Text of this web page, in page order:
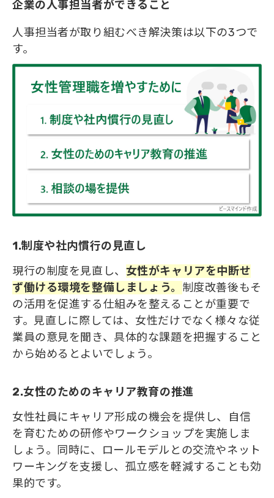
企業の人事担当者ができること
人事担当者が取り組むべき解決策は以下の3つで
す。
1.制度や社内慣行の見直し
現行の制度を見直し、 女性がキャリアを中断せ
ず働ける環境を整備しましょう。 制度改善後もそ
の活用を促進する仕組みを整えることが重要で
す。見直しに際しては、女性だけでなく様々な従
業員の意見を聞き、具体的な課題を把握すること
から始めるとよいでしょう。
2.女性のためのキャリア教育の推進
女性社員にキャリア形成の機会を提供し、自信
を育むための研修やワークショップを実施しま
しょう。同時に、ロールモデルとの交流やネット
ワーキングを支援し、孤立感を軽減することも効
果的です。